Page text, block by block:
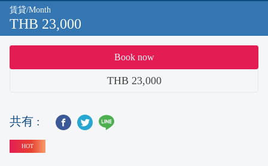
賃貸/Month
THB 23,000
Book now
THB 23,000
HOT
共有 :